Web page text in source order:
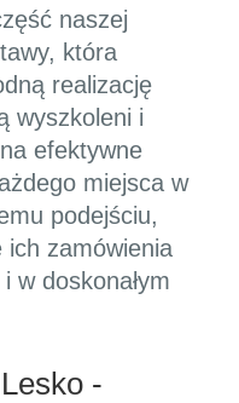
naszej
która
realizację
wyszkoleni i
efektywne
miejsca w
podejściu,
ich zamówienia
w doskonałym
-